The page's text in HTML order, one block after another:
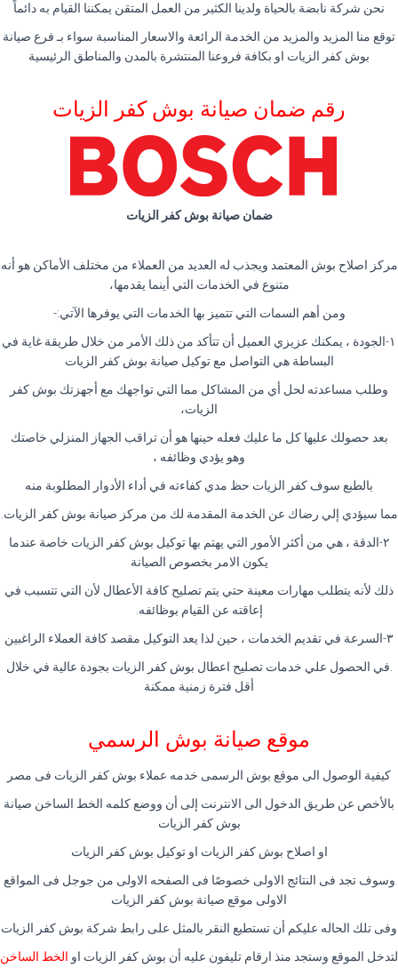
نحن شركة نابضة بالحياة ولدينا الكثير من العمل المتقن يمكننا القيام به دائماً
توقع منا المزيد والمزيد من الخدمة الرائعة والاسعار المناسبة سواء بـ فرع صيانة
بوش كفر الزيات او بكافة فروعنا المنتشرة بالمدن والمناطق الرئيسية
رقم ضمان صيانة بوش كفر الزيات
ضمان صيانة بوش كفر الزيات
مركز اصلاح بوش المعتمد ويجذب له العديد من العملاء من مختلف الأماكن هو أنه
متنوع في الخدمات التي أينما يقدمها،
ومن أهم السمات التي تتميز بها الخدمات التي يوفرها الآتي:-
١-الجودة ، يمكنك عزيزي العميل أن تتأكد من ذلك الأمر من خلال طريقة غاية في
البساطة هي التواصل مع توكيل صيانة بوش كفر الزيات
وطلب مساعدته لحل أي من المشاكل مما التي تواجهك مع أجهزتك بوش كفر
الزيات،
بعد حصولك عليها كل ما عليك فعله حينها هو أن تراقب الجهاز المنزلي خاصتك
وهو يؤدي وظائفه ،
بالطبع سوف كفر الزيات حظ مدي كفاءته في أداء الأدوار المطلوبة منه
مما سيؤدي إلي رضاك عن الخدمة المقدمة لك من مركز صيانة بوش كفر الزيات.
٢-الدقة ، هي من أكثر الأمور التي يهتم بها توكيل بوش كفر الزيات خاصة عندما
يكون الامر بخصوص الصيانة
ذلك لأنه يتطلب مهارات معينة حتي يتم تصليح كافة الأعطال لأن التي تتسبب في
إعاقته عن القيام بوظائفه.
٣-السرعة في تقديم الخدمات ، حين لذا يعد التوكيل مقصد كافة العملاء الراغبين
.في الحصول علي خدمات تصليح اعطال بوش كفر الزيات بجودة عالية في خلال
أقل فترة زمنية ممكنة
موقع صيانة بوش الرسمي
كيفية الوصول الى موقع بوش الرسمى خدمه عملاء بوش كفر الزيات فى مصر
بالأخص عن طريق الدخول الى الانترنت إلى أن ووضع كلمه الخط الساخن صيانة
بوش كفر الزيات
او اصلاح بوش كفر الزيات او توكيل بوش كفر الزيات
وسوف تجد فى النتائج الاولى خصوصًا فى الصفحه الاولى من جوجل فى المواقع
الاولى موقع صيانة بوش كفر الزيات
وفى تلك الحاله عليكم أن تستطيع النقر بالمثل على رابط شركة بوش كفر الزيات
لتدخل الموقع وستجد منذ ارقام تليفون عليه أن بوش كفر الزيات او الخط الساخن